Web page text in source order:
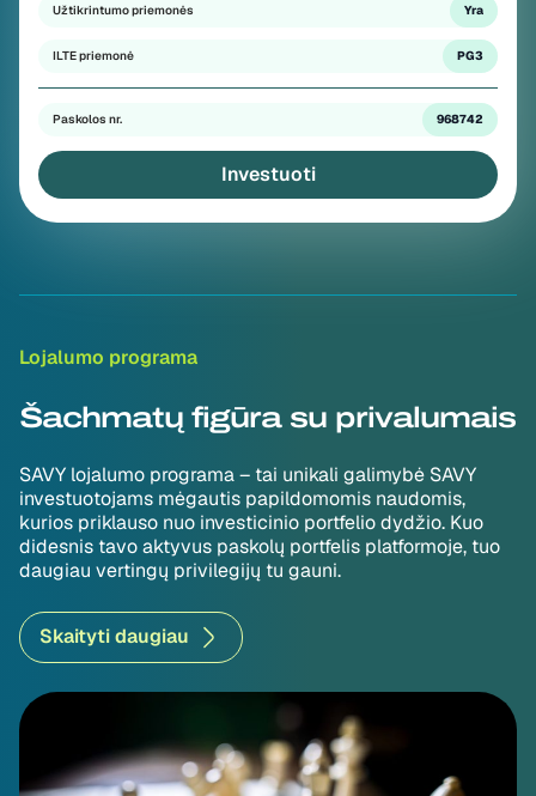
Užtikrintumo priemonės Yra
ILTE priemonė PG3
Paskolos nr. 968742
Investuoti
Lojalumo programa
Šachmatų figūra su privalumais
SAVY lojalumo programa – tai unikali galimybė SAVY
investuotojams mėgautis papildomomis naudomis,
kurios priklauso nuo investicinio portfelio dydžio. Kuo
didesnis tavo aktyvus paskolų portfelis platformoje, tuo
daugiau vertingų privilegijų tu gauni.
Skaityti daugiau